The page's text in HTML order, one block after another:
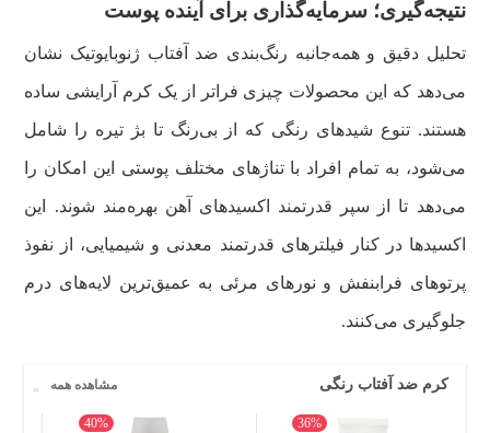
نتیجه‌گیری؛ سرمایه‌گذاری برای آینده پوست
تحلیل دقیق و همه‌جانبه رنگ‌بندی ضد آفتاب ژنوبایوتیک نشان
می‌دهد که این محصولات چیزی فراتر از یک کرم آرایشی ساده
هستند. تنوع شیدهای رنگی که از بی‌رنگ تا بژ تیره را شامل
می‌شود، به تمام افراد با تناژهای مختلف پوستی این امکان را
می‌دهد تا از سپر قدرتمند اکسیدهای آهن بهره‌مند شوند. این
اکسیدها در کنار فیلترهای قدرتمند معدنی و شیمیایی، از نفوذ
پرتوهای فرابنفش و نورهای مرئی به عمیق‌ترین لایه‌های درم
جلوگیری می‌کنند.
کرم ضد آفتاب رنگی مشاهده همه
36%
40%